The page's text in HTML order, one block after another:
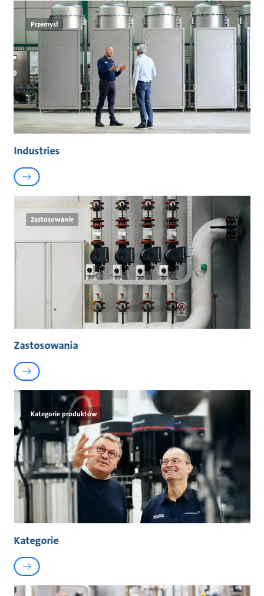
Przemysł
Industries
Zastosowanie
Zastosowania
Kategorie produktów
Kategorie